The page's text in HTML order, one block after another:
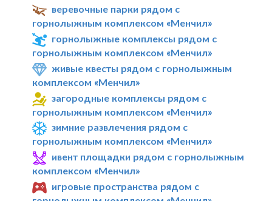
веревочные парки рядом с
горнолыжным комплексом «Менчил»
горнолыжные комплексы рядом с
горнолыжным комплексом «Менчил»
живые квесты рядом с горнолыжным
комплексом «Менчил»
загородные комплексы рядом с
горнолыжным комплексом «Менчил»
зимние развлечения рядом с
горнолыжным комплексом «Менчил»
ивент площадки рядом с горнолыжным
комплексом «Менчил»
игровые пространства рядом с